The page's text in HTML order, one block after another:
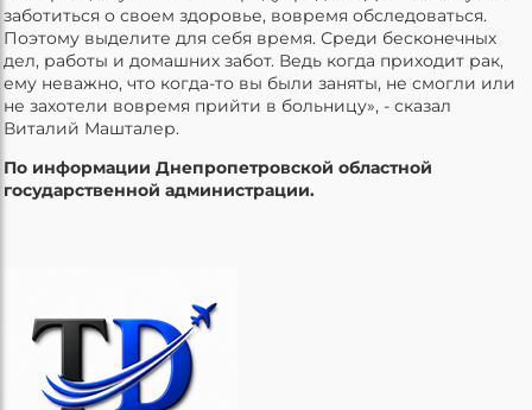
заботиться о своем здоровье, вовремя обследоваться.
Поэтому выделите для себя время. Среди бесконечных
дел, работы и домашних забот. Ведь когда приходит рак,
ему неважно, что когда-то вы были заняты, не смогли или
не захотели вовремя прийти в больницу», - сказал
Виталий Машталер.
По информации Днепропетровской областной
государственной администрации.